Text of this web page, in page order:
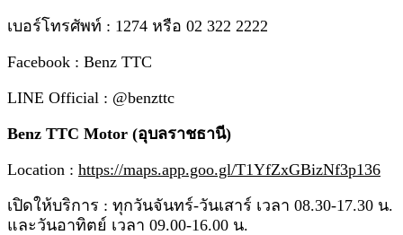
เบอร์โทรศัพท์ : 1274 หรือ 02 322 2222
Facebook : Benz TTC
LINE Official : @benzttc
Benz TTC Motor (อุบลราชธานี)
Location : https://maps.app.goo.gl/T1YfZxGBizNf3p136
เปิดให้บริการ : ทุกวันจันทร์-วันเสาร์ เวลา 08.30-17.30 น.
และวันอาทิตย์ เวลา 09.00-16.00 น.